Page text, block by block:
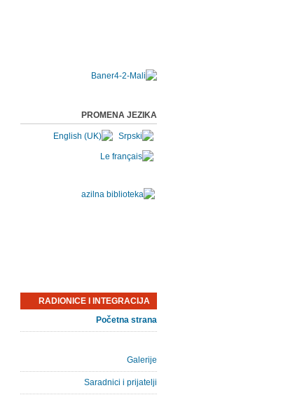
PROMENA JEZIKA
RADIONICE I INTEGRACIJA
Početna strana
Galerije
Saradnici i prijatelji